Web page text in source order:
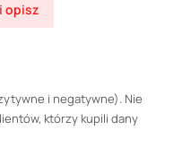
opisz
i negatywne). Nie
którzy kupili dany